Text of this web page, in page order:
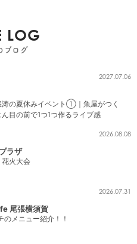
LOG
ブログ
2027.07.06
涛の夏休みイベント①｜魚屋がつく
目の前で1つ1つ作るライブ感
2026.08.08
ラザ
火大会
2026.07.31
尾張横須賀
メニュー紹介！！